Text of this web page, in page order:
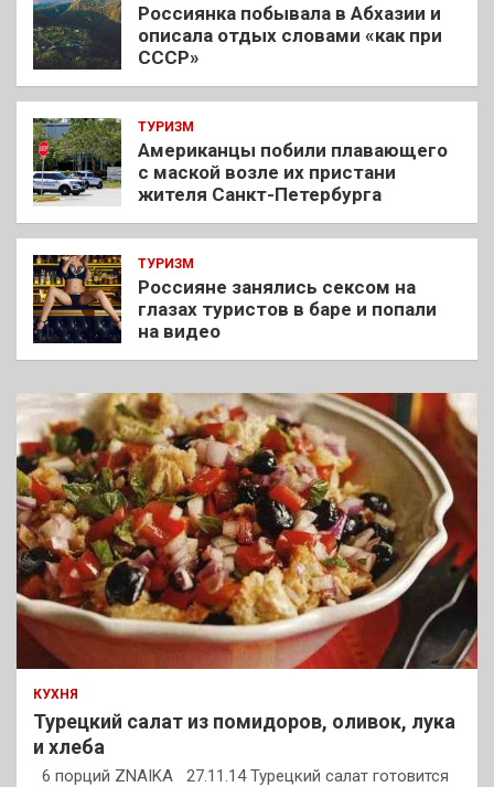
Россиянка побывала в Абхазии и
описала отдых словами «как при
СССР»
ТУРИЗМ
Американцы побили плавающего
с маской возле их пристани
жителя Санкт-Петербурга
ТУРИЗМ
Россияне занялись сексом на
глазах туристов в баре и попали
на видео
КУХНЯ
Турецкий салат из помидоров, оливок, лука
и хлеба
6 порций ZNAIKA 27.11.14 Турецкий салат готовится